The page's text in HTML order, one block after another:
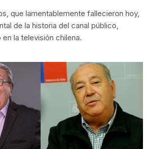
que lamentablemente fallecieron hoy,
de la historia del canal público,
la televisión chilena.